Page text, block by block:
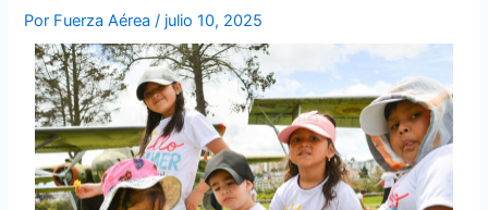
Por Fuerza Aérea/ julio 10, 2025